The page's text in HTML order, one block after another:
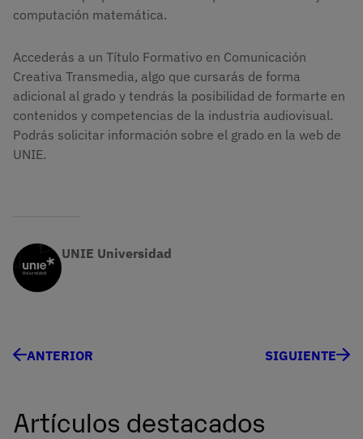
computación matemática.
Accederás a un Título Formativo en Comunicación
Creativa Transmedia, algo que cursarás de forma
adicional al grado y tendrás la posibilidad de formarte en
contenidos y competencias de la industria audiovisual.
Podrás solicitar información sobre el grado en la web de
UNIE.
UNIE Universidad
ANTERIOR SIGUIENTE
Artículos destacados